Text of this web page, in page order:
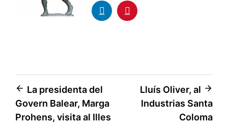
La presidenta del
Govern Balear, Marga
Prohens, visita al Illes
Lluís Oliver, al
Industrias Santa
Coloma